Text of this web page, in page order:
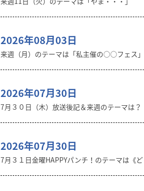
2026年08月03日
来週（月）のテーマは「私主催の○○フェス」
2026年07月30日
7月３０日（木）放送後記＆来週のテーマは？
2026年07月30日
7月３１日金曜HAPPYパンチ！のテーマは《ど